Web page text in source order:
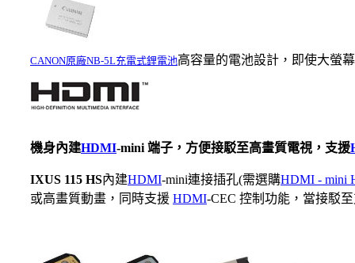
CANON原廠NB-5L充電式鋰電池高容量的電池設計，即使大螢
機身內建HDMI-mini 端子，方便接駁至高畫質電視，支援
IXUS 115 HS內建HDMI-mini連接插孔(需選購HDMI - mini
或高畫質動畫，同時支援 HDMI-CEC 控制功能，當接駁